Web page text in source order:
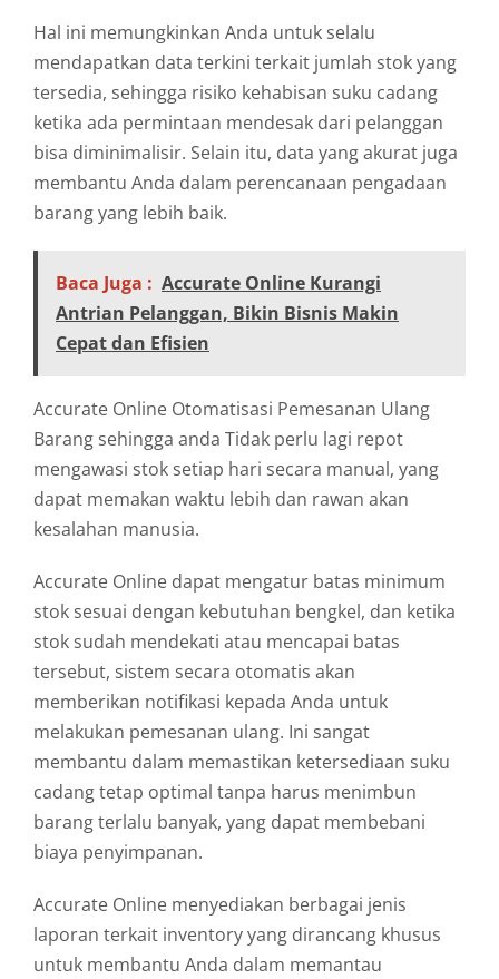
Hal ini memungkinkan Anda untuk selalu
mendapatkan data terkini terkait jumlah stok yang
tersedia, sehingga risiko kehabisan suku cadang
ketika ada permintaan mendesak dari pelanggan
bisa diminimalisir. Selain itu, data yang akurat juga
membantu Anda dalam perencanaan pengadaan
barang yang lebih baik.
Baca Juga : Accurate Online Kurangi
Antrian Pelanggan, Bikin Bisnis Makin
Cepat dan Efisien
Accurate Online Otomatisasi Pemesanan Ulang
Barang sehingga anda Tidak perlu lagi repot
mengawasi stok setiap hari secara manual, yang
dapat memakan waktu lebih dan rawan akan
kesalahan manusia.
Accurate Online dapat mengatur batas minimum
stok sesuai dengan kebutuhan bengkel, dan ketika
stok sudah mendekati atau mencapai batas
tersebut, sistem secara otomatis akan
memberikan notifikasi kepada Anda untuk
melakukan pemesanan ulang. Ini sangat
membantu dalam memastikan ketersediaan suku
cadang tetap optimal tanpa harus menimbun
barang terlalu banyak, yang dapat membebani
biaya penyimpanan.
Accurate Online menyediakan berbagai jenis
laporan terkait inventory yang dirancang khusus
untuk membantu Anda dalam memantau